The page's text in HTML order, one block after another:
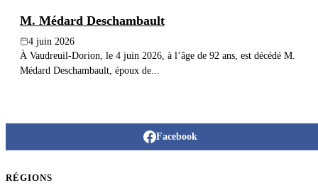
M. Médard Deschambault
4 juin 2026
À Vaudreuil-Dorion, le 4 juin 2026, à l’âge de 92 ans, est décédé M.
Médard Deschambault, époux de...
Facebook
RÉGIONS